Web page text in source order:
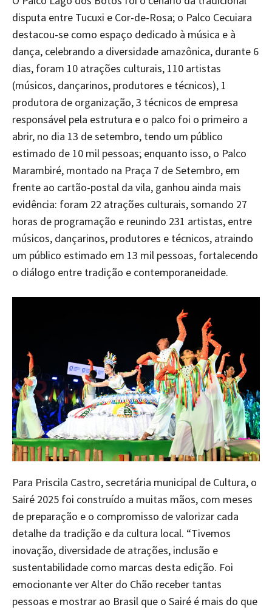
disputa entre Tucuxi e Cor-de-Rosa; o Palco Cecuiara
destacou-se como espaço dedicado à música e à
dança, celebrando a diversidade amazônica, durante 6
dias, foram 10 atrações culturais, 110 artistas
(músicos, dançarinos, produtores e técnicos), 1
produtora de organização, 3 técnicos de empresa
responsável pela estrutura e o palco foi o primeiro a
abrir, no dia 13 de setembro, tendo um público
estimado de 10 mil pessoas; enquanto isso, o Palco
Marambiré, montado na Praça 7 de Setembro, em
frente ao cartão-postal da vila, ganhou ainda mais
evidência: foram 22 atrações culturais, somando 27
horas de programação e reunindo 231 artistas, entre
músicos, dançarinos, produtores e técnicos, atraindo
um público estimado em 13 mil pessoas, fortalecendo
o diálogo entre tradição e contemporaneidade.
Para Priscila Castro, secretária municipal de Cultura, o
Sairé 2025 foi construído a muitas mãos, com meses
de preparação e o compromisso de valorizar cada
detalhe da tradição e da cultura local. “Tivemos
inovação, diversidade de atrações, inclusão e
sustentabilidade como marcas desta edição. Foi
emocionante ver Alter do Chão receber tantas
pessoas e mostrar ao Brasil que o Sairé é mais do que